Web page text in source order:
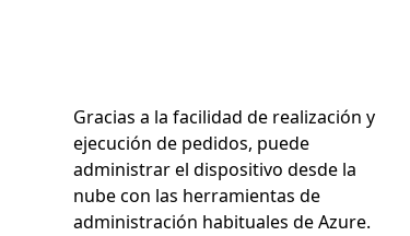
Gracias a la facilidad de realización y
ejecución de pedidos, puede
administrar el dispositivo desde la
nube con las herramientas de
administración habituales de Azure.